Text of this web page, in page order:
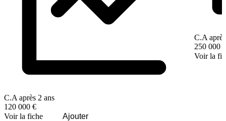
C.A après 2 ans
120 000 €
Voir la fiche
Ajouter
C.A
250 000 €
Voir la